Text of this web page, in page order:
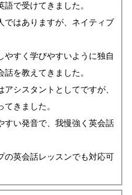
で受けてきました。
ではありますが、ネイティブ
やすく学びやすいように独自
を教えてきました。
アシスタントとしてですが、
きました。
すい発音で、我慢強く英会話
の英会話レッスンでも対応可